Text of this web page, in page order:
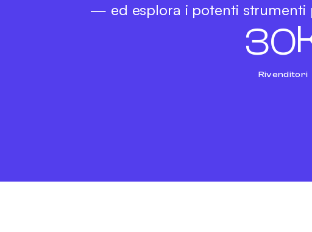
— ed esplora i potenti strumenti
30
Rivenditori